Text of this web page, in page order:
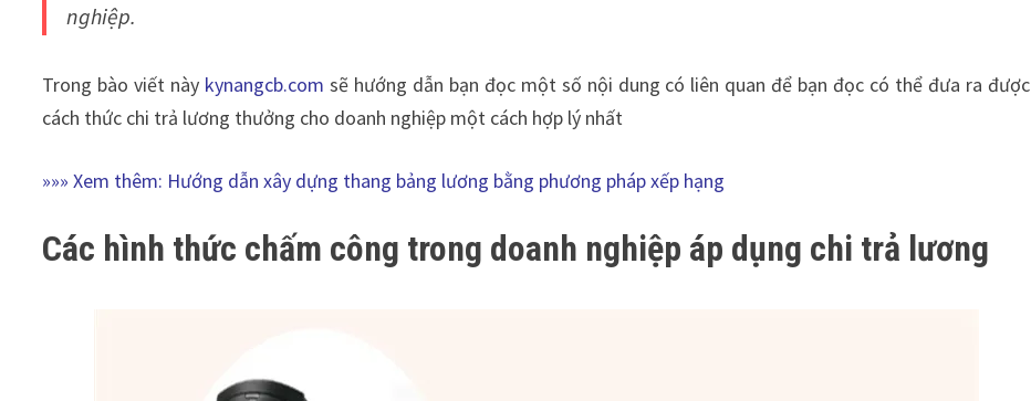
nghiệp.
Trong bào viết này kynangcb.com sẽ hướng dẫn bạn đọc một số nội dung có liên quan để bạn đọc có thể đưa ra được
cách thức chi trả lương thưởng cho doanh nghiệp một cách hợp lý nhất
»»» Xem thêm: Hướng dẫn xây dựng thang bảng lương bằng phương pháp xếp hạng
Các hình thức chấm công trong doanh nghiệp áp dụng chi trả lương